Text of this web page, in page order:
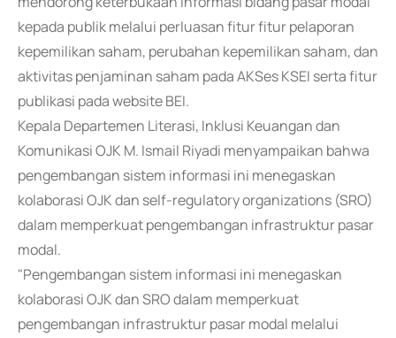
kepada publik melalui perluasan fitur fitur pelaporan
kepemilikan saham, perubahan kepemilikan saham, dan
aktivitas penjaminan saham pada AKSes KSEI serta fitur
publikasi pada website BEI.
Kepala Departemen Literasi, Inklusi Keuangan dan
Komunikasi OJK M. Ismail Riyadi menyampaikan bahwa
pengembangan sistem informasi ini menegaskan
kolaborasi OJK dan self-regulatory organizations (SRO)
dalam memperkuat pengembangan infrastruktur pasar
modal.
"Pengembangan sistem informasi ini menegaskan
kolaborasi OJK dan SRO dalam memperkuat
pengembangan infrastruktur pasar modal melalui